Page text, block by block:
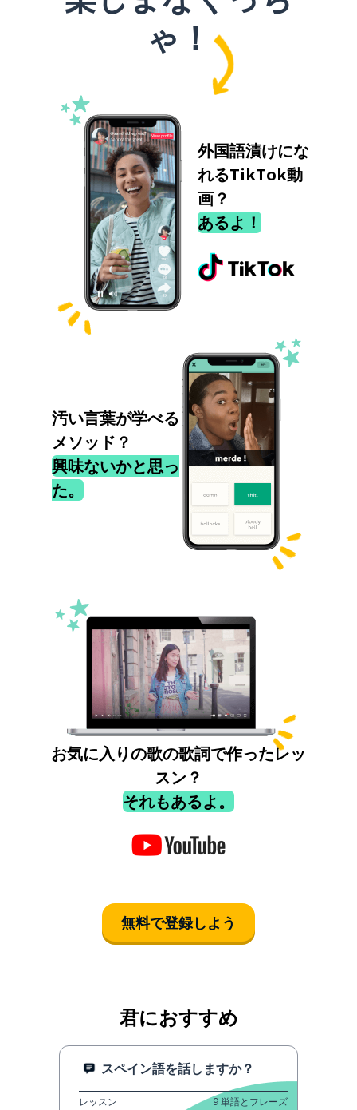
ゃ！
外国語漬けにな
れるTikTok動
画？
あるよ！
汚い言葉が学べる
メソッド？
興味ないかと思っ
た。
お気に入りの歌の歌詞で作ったレッ
スン？
それもあるよ。
無料で登録しよう
君におすすめ
スペイン語を話しますか？
レッスン 9単語とフレーズ